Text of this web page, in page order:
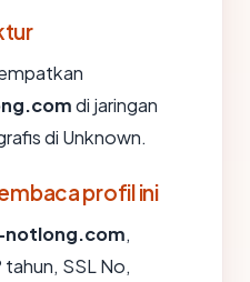
di jaringan
di Unknown.
profil ini
,
SSL No,